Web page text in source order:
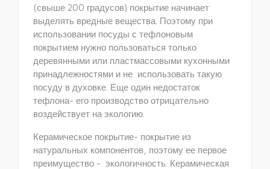
(свыше 200 градусов) покрытие начинает
выделять вредные вещества. Поэтому при
использовании посуды с тефлоновым
покрытием нужно пользоваться только
деревянными или пластмассовыми кухонными
принадлежностями и не использовать такую
посуду в духовке. Еще один недостаток
тефлона- его производство отрицательно
воздействует на экологию.
Керамическое покрытие- покрытие из
натуральных компонентов, поэтому ее первое
преимущество - экологичность. Керамическая